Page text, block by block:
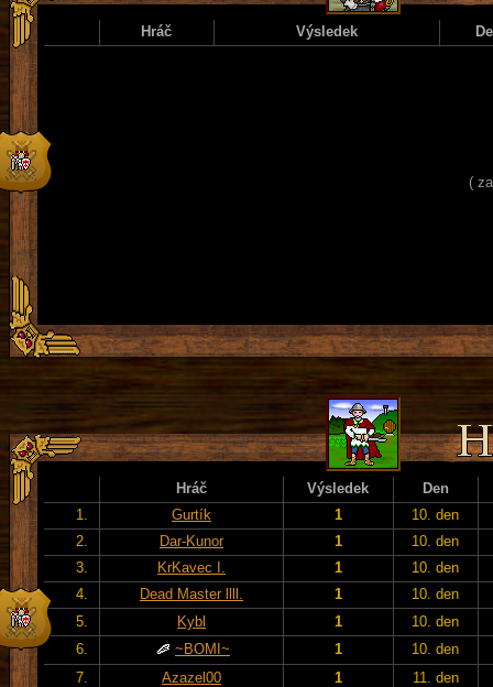
Hráč Výsledek
(
Hráč Výsledek
Den
1.
Gurtík 1 10. den
2.
Dar-Kunor 1 10. den
3.
KrKavec I. 1 10. den
4.
Dead Master llll. 1 10. den
5.
Kybl 1 10. den
6.
~BOMI~ 1 10. den
7.
Azazel00 1 11. den